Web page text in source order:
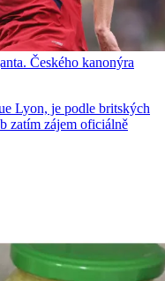
Českého kanonýra
Lyon, je podle britských
zatím zájem oficiálně